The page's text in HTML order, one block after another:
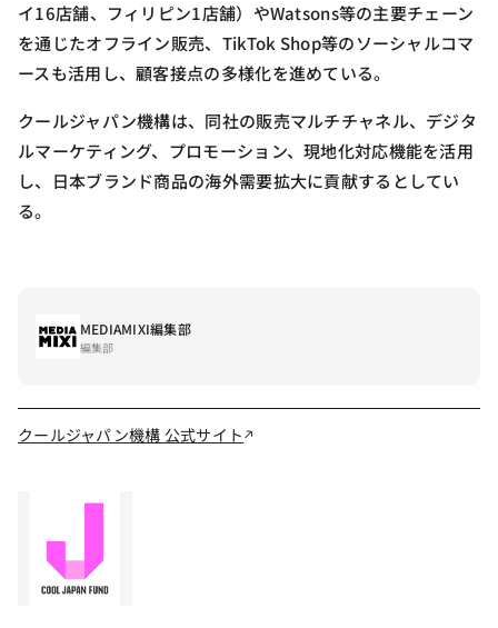
イ16店舗、フィリピン1店舗）やWatsons等の主要チェーン
を通じたオフライン販売、TikTok Shop等のソーシャルコマ
ースも活用し、顧客接点の多様化を進めている。
クールジャパン機構は、同社の販売マルチチャネル、デジタ
ルマーケティング、プロモーション、現地化対応機能を活用
し、日本ブランド商品の海外需要拡大に貢献するとしてい
る。
MEDIAMIXI編集部
編集部
クールジャパン機構 公式サイト